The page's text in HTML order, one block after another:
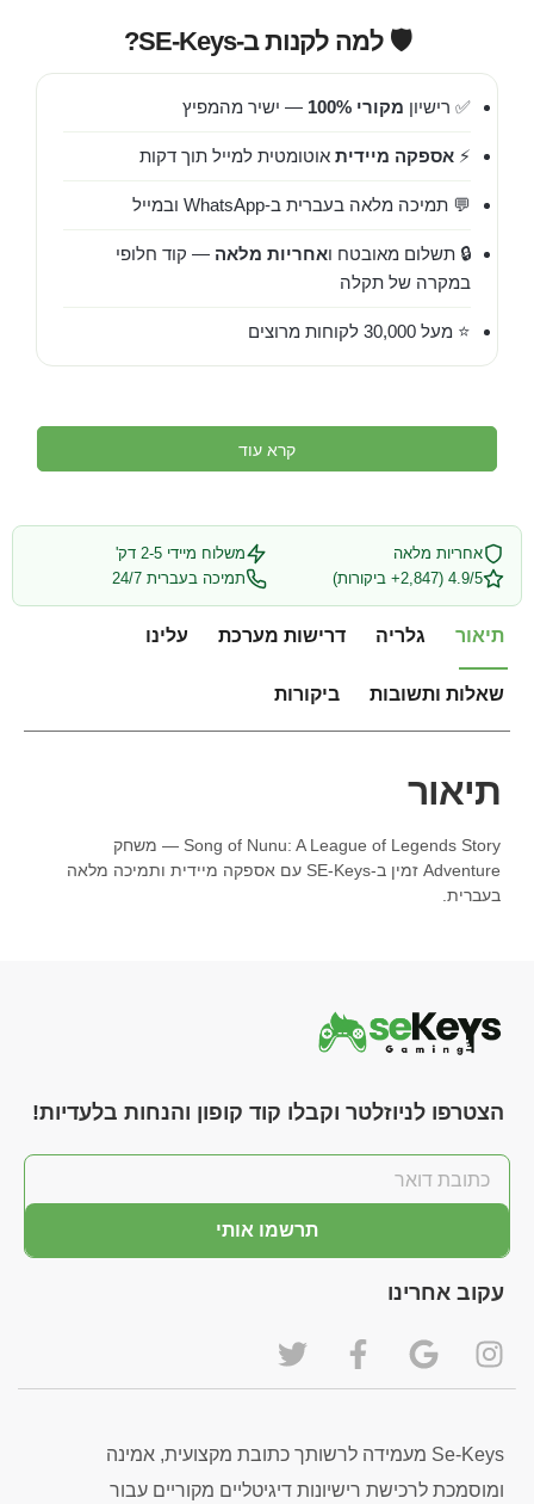
🛡️ למה לקנות ב-SE-Keys?
✅ רישיון מקורי 100% — ישיר מהמפיץ
⚡ אספקה מיידית אוטומטית למייל תוך דקות
💬 תמיכה מלאה בעברית ב-WhatsApp ובמייל
🔒 תשלום מאובטח ואחריות מלאה — קוד חלופי
במקרה של תקלה
⭐ מעל 30,000 לקוחות מרוצים
קרא עוד
אחריות מלאה
משלוח מיידי 2-5 דק'
4.9/5 (2,847+ ביקורות)
תמיכה בעברית 24/7
תיאור גלריה דרישות מערכת עלינו
שאלות ותשובות ביקורות
תיאור
Song of Nunu: A League of Legends Story — משחק
Adventure זמין ב-SE-Keys עם אספקה מיידית ותמיכה מלאה
בעברית.
הצטרפו לניוזלטר וקבלו קוד קופון והנחות בלעדיות!
תרשמו אותי
עקוב אחרינו
Se-Keys מעמידה לרשותך כתובת מקצועית, אמינה
ומוסמכת לרכישת רישיונות דיגיטליים מקוריים עבור